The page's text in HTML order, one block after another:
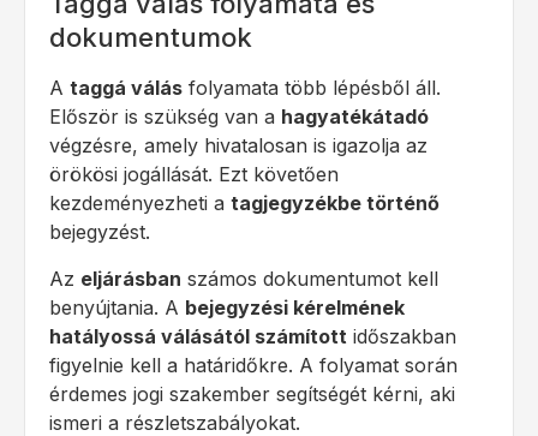
dokumentumok
A taggá válás folyamata több lépésből áll.
Először is szükség van a hagyatékátadó
végzésre, amely hivatalosan is igazolja az
örökösi jogállását. Ezt követően
kezdeményezheti a tagjegyzékbe történő
bejegyzést.
Az eljárásban számos dokumentumot kell
benyújtania. A bejegyzési kérelmének
hatályossá válásától számított időszakban
figyelnie kell a határidőkre. A folyamat során
érdemes jogi szakember segítségét kérni, aki
ismeri a részletszabályokat.